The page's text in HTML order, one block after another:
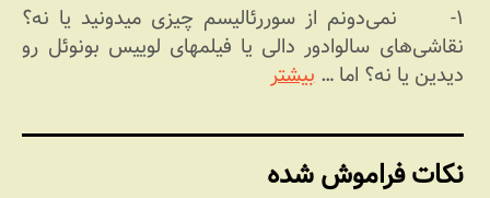
۱- نمی‌دونم از سوررئالیسم چیزی میدونید یا نه؟
نقاشی‌های سالوادور دالی یا فیلمهای لوییس بونوئل رو
دیدین یا نه؟ اما …بیشتر
نکات فراموش شده